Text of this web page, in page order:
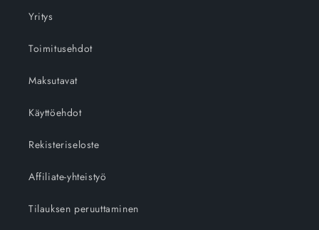
Yritys
Toimitusehdot
Maksutavat
Käyttöehdot
Rekisteriseloste
Affiliate-yhteistyö
Tilauksen peruuttaminen